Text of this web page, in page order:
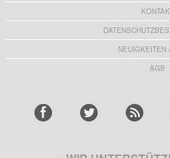
NEUIGKEITEN
AGB